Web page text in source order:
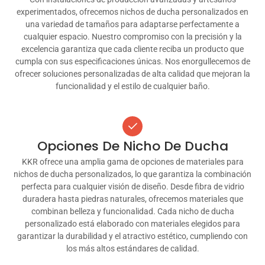
experimentados, ofrecemos nichos de ducha personalizados en
una variedad de tamaños para adaptarse perfectamente a
cualquier espacio. Nuestro compromiso con la precisión y la
excelencia garantiza que cada cliente reciba un producto que
cumpla con sus especificaciones únicas. Nos enorgullecemos de
ofrecer soluciones personalizadas de alta calidad que mejoran la
funcionalidad y el estilo de cualquier baño.
Opciones De Nicho De Ducha
KKR ofrece una amplia gama de opciones de materiales para
nichos de ducha personalizados, lo que garantiza la combinación
perfecta para cualquier visión de diseño. Desde fibra de vidrio
duradera hasta piedras naturales, ofrecemos materiales que
combinan belleza y funcionalidad. Cada nicho de ducha
personalizado está elaborado con materiales elegidos para
garantizar la durabilidad y el atractivo estético, cumpliendo con
los más altos estándares de calidad.